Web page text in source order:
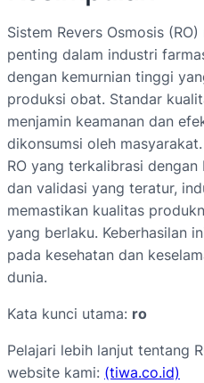
Sistem Revers Osmosis
penting dalam industri
dengan kemurnian tinggi
produksi obat. Standar
menjamin keamanan dan
dikonsumsi oleh
RO yang terkalibrasi
dan validasi yang teratur,
memastikan kualitas
yang berlaku. Keberhasilan
pada kesehatan dan
dunia.
Kata kunci utama: ro
Pelajari lebih lanjut tentang
website kami: (tiwa.co.id)